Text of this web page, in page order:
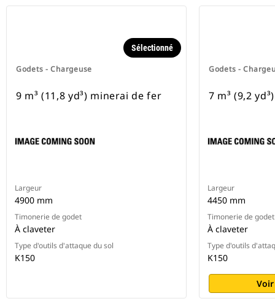
Godets - Chargeuse
Sélectionné
9 m³ (11,8 yd³) minerai de fer
Largeur
4900 mm
Timonerie de godet
À claveter
Type d'outils d'attaque du sol
K150
Godets -
7 m³ (9,2
Largeur
4450 mm
Timonerie de godet
À claveter
Type d'outils
K150